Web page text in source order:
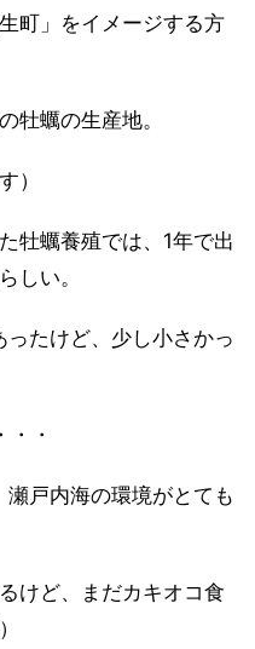
町」をイメージする方
牡蠣の生産地。
）
牡蠣養殖では、1年で出
しい。
たけど、少し小さかっ
・
戸内海の環境がとても
けど、まだカキオコ食